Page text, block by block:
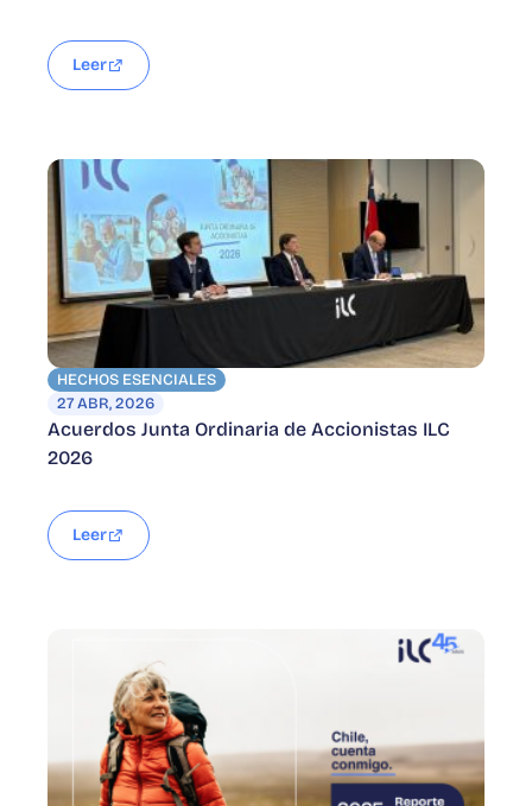
Leer
HECHOS ESENCIALES
27 ABR, 2026
Acuerdos Junta Ordinaria de Accionistas ILC
2026
Leer